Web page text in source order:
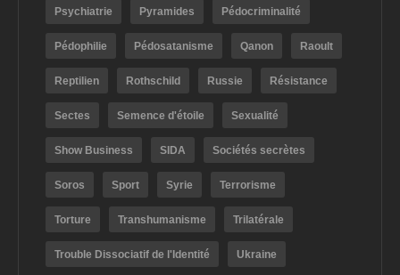
Psychiatrie Pyramides Pédocriminalité
Pédophilie Pédosatanisme Qanon Raoult
Reptilien Rothschild Russie Résistance
Sectes Semence d'étoile Sexualité
Show Business SIDA Sociétés secrètes
Soros Sport Syrie Terrorisme
Torture Transhumanisme Trilatérale
Trouble Dissociatif de l'Identité Ukraine